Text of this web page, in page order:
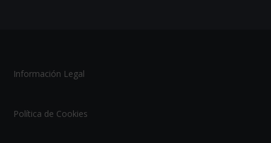
Información Legal
Política de Cookies